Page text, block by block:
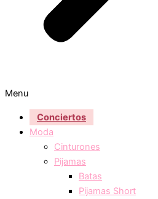
Menu
Conciertos
Moda
Cinturones
Pijamas
Batas
Pijamas Short